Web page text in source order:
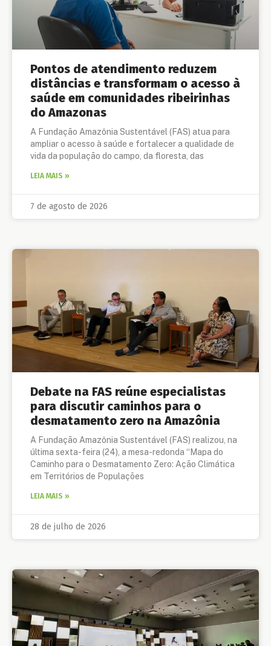
Pontos de atendimento reduzem
distâncias e transformam o acesso à
saúde em comunidades ribeirinhas
do Amazonas
A Fundação Amazônia Sustentável (FAS) atua para
ampliar o acesso à saúde e fortalecer a qualidade de
vida da população do campo, da floresta, das
LEIA MAIS »
7 de agosto de 2026
Debate na FAS reúne especialistas
para discutir caminhos para o
desmatamento zero na Amazônia
A Fundação Amazônia Sustentável (FAS) realizou, na
última sexta-feira (24), a mesa-redonda “Mapa do
Caminho para o Desmatamento Zero: Ação Climática
em Territórios de Populações
LEIA MAIS »
28 de julho de 2026